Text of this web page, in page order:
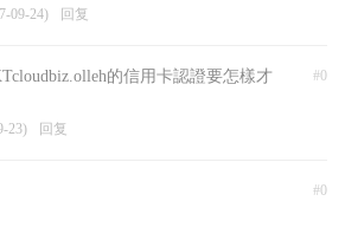
09-24) 回复
#0
的信用卡認證要怎樣才
23) 回复
#0